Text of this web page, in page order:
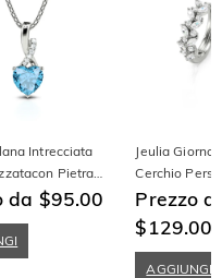
Intrecciata
Pietra
Argento
da $95.00
Jeulia Giorno
Cerchio
Taglio a
Prezzo
$129.00
AGGIUNGI